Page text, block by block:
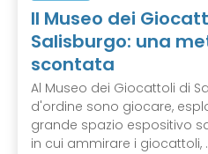
Il Museo dei
Salisburgo: una
scontata
Al Museo dei Giocattoli di
d'ordine sono giocare,
grande spazio espositivo
in cui ammirare i giocattoli,